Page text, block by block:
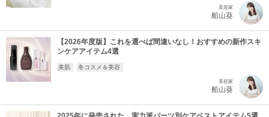
美容家
船山葵
【2026年度版】これを選べば間違いなし！おすすめの新作スキ
ンケアアイテム4選
美肌 冬コスメ＆美容
美容家
船山葵